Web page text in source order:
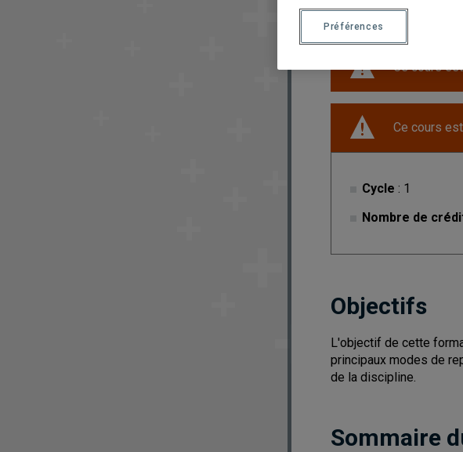
Ce cours
Ce cours
Cycle : 1
Nombre de
Objectifs
L'objectif de cette
principaux modes de
de la discipline.
Sommaire
Préférences